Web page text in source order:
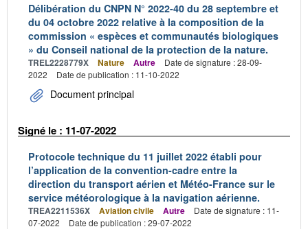
Délibération du CNPN N° 2022-40 du 28 septembre et
du 04 octobre 2022 relative à la composition de la
commission « espèces et communautés biologiques
» du Conseil national de la protection de la nature.
TREL2228779X Nature Autre
Date de signature : 28-09-
2022
Date de publication : 11-10-2022
Document principal
Signé le : 11-07-2022
Protocole technique du 11 juillet 2022 établi pour
l’application de la convention-cadre entre la
direction du transport aérien et Météo-France sur le
service météorologique à la navigation aérienne.
TREA2211536X Aviation civile Autre
Date de signature : 11-
07-2022
Date de publication : 29-07-2022